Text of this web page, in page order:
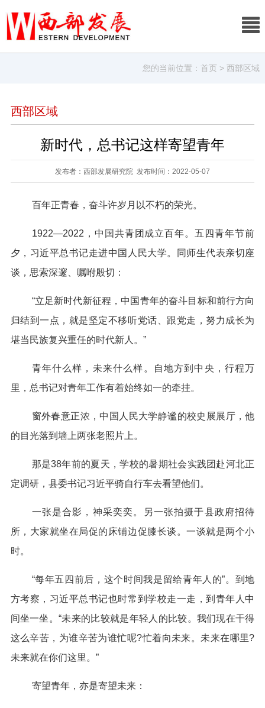
您的当前位置：首页 > 西部区域
西部区域
新时代，总书记这样寄望青年
发布者：西部发展研究院 发布时间：2022-05-07
百年正青春，奋斗许岁月以不朽的荣光。
1922—2022，中国共青团成立百年。五四青年节前
夕，习近平总书记走进中国人民大学。同师生代表亲切座
谈，思索深邃、嘱咐殷切：
“立足新时代新征程，中国青年的奋斗目标和前行方向
归结到一点，就是坚定不移听党话、跟党走，努力成长为
堪当民族复兴重任的时代新人。”
青年什么样，未来什么样。自地方到中央，行程万
里，总书记对青年工作有着始终如一的牵挂。
窗外春意正浓，中国人民大学静谧的校史展展厅，他
的目光落到墙上两张老照片上。
那是38年前的夏天，学校的暑期社会实践团赴河北正
定调研，县委书记习近平骑自行车去看望他们。
一张是合影，神采奕奕。另一张拍摄于县政府招待
所，大家就坐在局促的床铺边促膝长谈。一谈就是两个小
时。
“每年五四前后，这个时间我是留给青年人的”。到地
方考察，习近平总书记也时常到学校走一走，到青年人中
间坐一坐。“未来的比较就是年轻人的比较。我们现在干得
这么辛苦，为谁辛苦为谁忙呢?忙着向未来。未来在哪里?
未来就在你们这里。”
寄望青年，亦是寄望未来：